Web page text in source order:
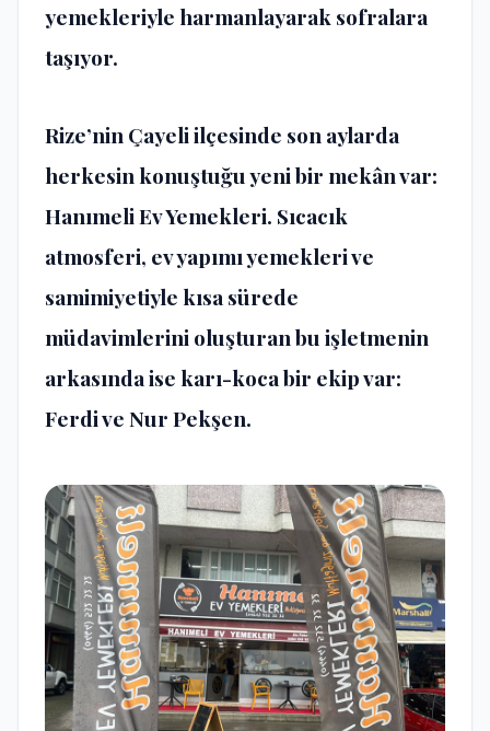
yemekleriyle harmanlayarak sofralara
taşıyor.
Rize’nin Çayeli ilçesinde son aylarda
herkesin konuştuğu yeni bir mekân var:
Hanımeli Ev Yemekleri. Sıcacık
atmosferi, ev yapımı yemekleri ve
samimiyetiyle kısa sürede
müdavimlerini oluşturan bu işletmenin
arkasında ise karı-koca bir ekip var:
Ferdi ve Nur Pekşen.